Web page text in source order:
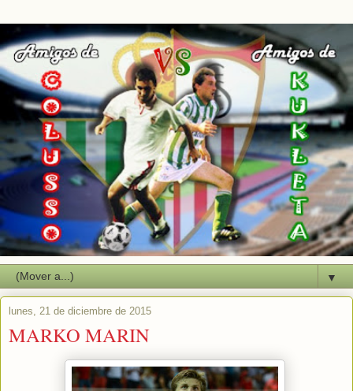
▼
lunes, 21 de diciembre de 2015
MARKO MARIN